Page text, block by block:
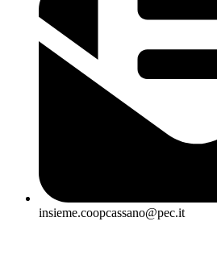
insieme.coopcassano@pec.it